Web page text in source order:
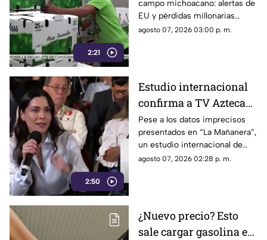
2:21
aguacate y deja
pérdidas millonarias
campo michoacano: alertas de
EU y pérdidas millonarias
afectan la exportación de
agosto 07, 2026 03:00 p. m.
2:50
Estudio internacional
confirma a TV Azteca
como el medio líder en
credibilidad y alcance
Pese a los datos imprecisos
presentados en “La Mañanera”,
un estudio internacional de
Reuters confirma que TV
agosto 07, 2026 02:28 p. m.
¿Nuevo precio? Esto
sale cargar gasolina en